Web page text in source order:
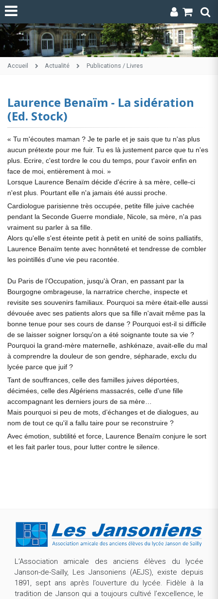
Accueil Actualité Publications / Livres
Laurence Benaïm - La sidération
(Ed. Stock)
« Tu m'écoutes maman ? Je te parle et je sais que tu n'as plus
aucun prétexte pour me fuir. Tu es là justement parce que tu n'es
plus. Ecrire, c'est tordre le cou du temps, pour t'avoir enfin en
face de moi, entièrement à moi. »
Lorsque Laurence Benaïm décide d'écrire à sa mère, celle-ci
n'est plus. Pourtant elle n'a jamais été aussi proche.
Cardiologue parisienne très occupée, petite fille juive cachée
pendant la Seconde Guerre mondiale, Nicole, sa mère, n'a pas
vraiment su parler à sa fille.
Alors qu'elle s'est éteinte petit à petit en unité de soins palliatifs,
Laurence Benaïm tente avec honnêteté et tendresse de combler
les pointillés d'une vie peu racontée.
Du Paris de l’Occupation, jusqu'à Oran, en passant par la
Bourgogne ombrageuse, la narratrice cherche, inspecte et
revisite ses souvenirs familiaux. Pourquoi sa mère était-elle aussi
dévouée avec ses patients alors que sa fille n'avait même pas la
bonne tenue pour ses cours de danse ? Pourquoi est-il si difficile
de se laisser soigner lorsqu'on a été soignante toute sa vie ?
Pourquoi la grand-mère maternelle, ashkénaze, avait-elle du mal
à comprendre la douleur de son gendre, sépharade, exclu du
lycée parce que juif ?
Tant de souffrances, celle des familles juives déportées,
décimées, celle des Algériens massacrés, celle d'une fille
accompagnant les derniers jours de sa mère…
Mais pourquoi si peu de mots, d’échanges et de dialogues, au
nom de tout ce qu'il a fallu taire pour se reconstruire ?
Avec émotion, subtilité et force, Laurence Benaïm conjure le sort
et les fait parler tous, pour lutter contre le silence.
L’Association amicale des anciens élèves du lycée
Janson-de-Sailly, Les Jansoniens (AEJS), existe depuis
1891, sept ans après l’ouverture du lycée. Fidèle à la
tradition de Janson qui a toujours cultivé l’excellence, le